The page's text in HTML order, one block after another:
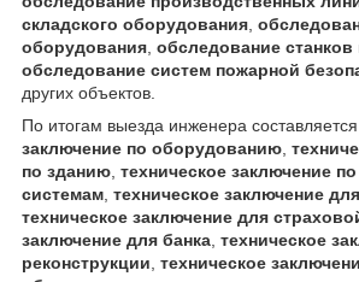
складского оборудования
оборудования обследование
обследование систем пожарной
других объектов.
По итогам выезда инженера составляется
заключение по оборудованию
по зданию техническое заключение
системам техническое заключение
техническое заключение для
заключение для банка техническое
реконструкции техническое